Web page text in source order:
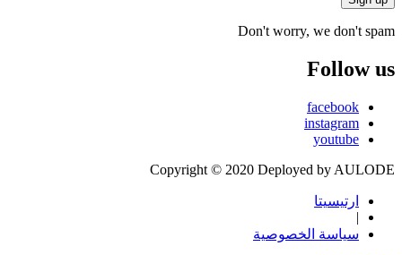
Don't worry, we don't spam
Follow us
facebook
instagram
youtube
Copyright © 2020 Deployed by AULODE
ارتيسيتا
|
سياسة الخصوصية